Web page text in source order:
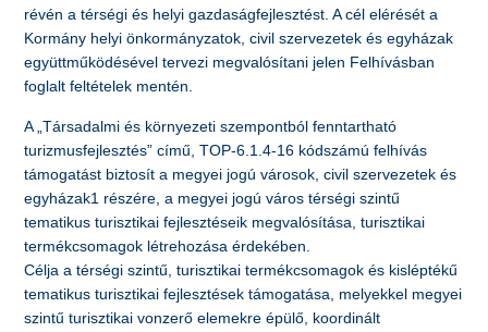
révén a térségi és helyi gazdaságfejlesztést. A cél elérését a
Kormány helyi önkormányzatok, civil szervezetek és egyházak
együttműködésével tervezi megvalósítani jelen Felhívásban
foglalt feltételek mentén.
A „Társadalmi és környezeti szempontból fenntartható
turizmusfejlesztés” című, TOP-6.1.4-16 kódszámú felhívás
támogatást biztosít a megyei jogú városok, civil szervezetek és
egyházak1 részére, a megyei jogú város térségi szintű
tematikus turisztikai fejlesztéseik megvalósítása, turisztikai
termékcsomagok létrehozása érdekében.
Célja a térségi szintű, turisztikai termékcsomagok és kisléptékű
tematikus turisztikai fejlesztések támogatása, melyekkel megyei
szintű turisztikai vonzerő elemekre épülő, koordinált